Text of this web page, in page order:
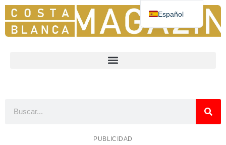
PUBLICIDAD
Español
Deutsch